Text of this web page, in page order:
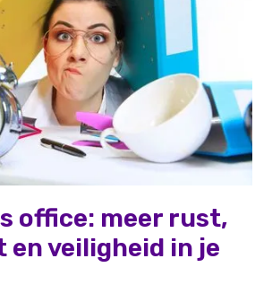
effectiviteit
office: meer rust,
en veiligheid in je